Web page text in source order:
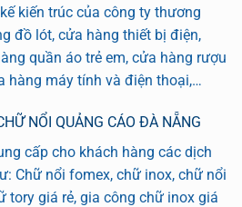
kiến ​​trúc của công ty thương
đồ lót, cửa hàng thiết bị điện,
quần áo trẻ em, cửa hàng rượu
hàng máy tính và điện thoại,…
NỔI QUẢNG CÁO ĐÀ NẴNG
cấp cho khách hàng các dịch
Chữ nổi fomex, chữ inox, chữ nổi
tory giá rẻ, gia công chữ inox giá